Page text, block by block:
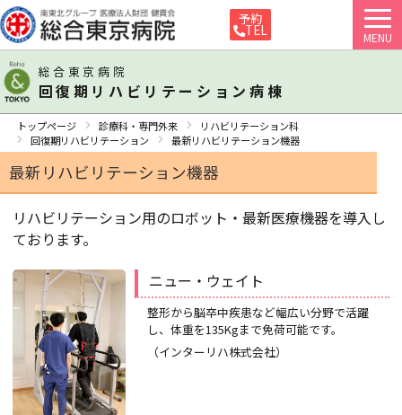
予約
TEL MENU
総合東京病院
回復期リハビリテーション病棟
トップページ 診療科・専門外来
リハビリテーション科
回復期リハビリテーション
最新リハビリテーション機器
最新リハビリテーション機器
リハビリテーション用のロボット・最新医療機器を導入し
ております。
ニュー・ウェイト
整形から脳卒中疾患など幅広い分野で活躍
し、体重を135Kgまで免荷可能です。
（インターリハ株式会社）